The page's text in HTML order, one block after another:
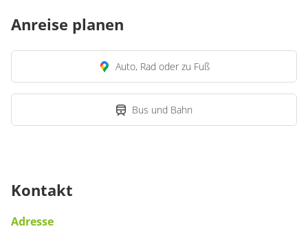
Anreise planen
Auto, Rad oder zu Fuß
Bus und Bahn
Kontakt
Adresse